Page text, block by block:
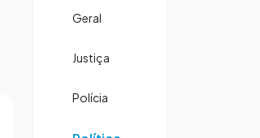
Geral
Justiça
Polícia